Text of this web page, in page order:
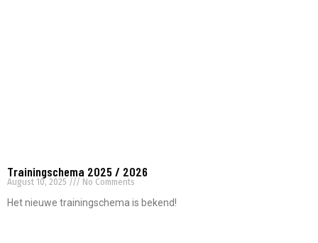
Trainingschema 2025 / 2026
August 10, 2025 No Comments
Het nieuwe trainingschema is bekend!